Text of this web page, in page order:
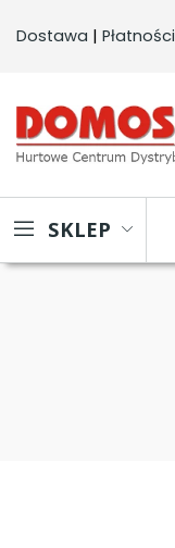
Dostawa | Płatności
SKLEP